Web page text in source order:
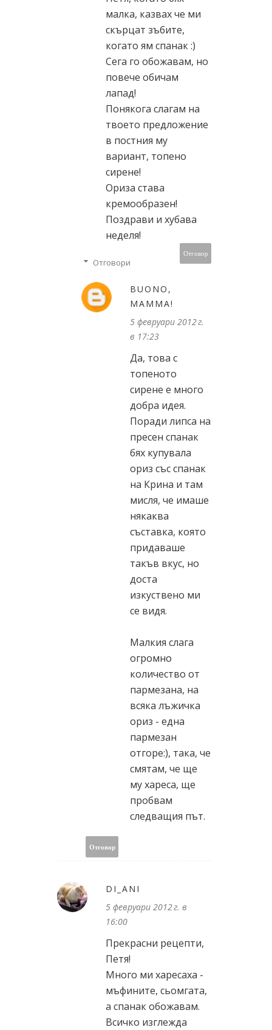
малка, казвах че ми
скърцат зъбите,
когато ям спанак :)
Сега го обожавам, но
повече обичам
лапад!
Понякога слагам на
твоето предложение
в постния му
вариант, топено
сирене!
Ориза става
кремообразен!
Поздрави и хубава
неделя!
Отговор
Отговори
BUONO,
MAMMA!
5 февруари 2012 г.
в 17:23
Да, това с
топеното
сирене е много
добра идея.
Поради липса на
пресен спанак
бях купувала
ориз със спанак
на Крина и там
мисля, че имаше
някаква
съставка, която
придаваше
такъв вкус, но
доста
изкуствено ми
се видя.
Малкия слага
огромно
количество от
пармезана, на
всяка лъжичка
ориз - една
пармезан
отгоре:), така, че
смятам, че ще
му хареса, ще
пробвам
следващия път.
Отговор
DI_ANI
5 февруари 2012 г. в
16:00
Прекрасни рецепти,
Петя!
Много ми харесаха -
мъфините, сьомгата,
а спанак обожавам.
Всичко изглежда